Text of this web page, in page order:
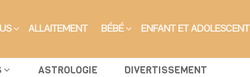
ALLAITEMENT BÉBÉ ENFANT ET ADOLESCENT
ASTROLOGIE DIVERTISSEMENT